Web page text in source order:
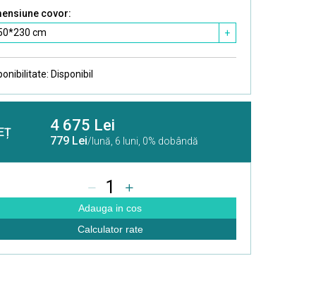
covor:
cm
+
Disponibil
4 675 Lei
779 Lei/lună, 6 luni, 0% dobândă
1
Adauga in cos
Calculator rate